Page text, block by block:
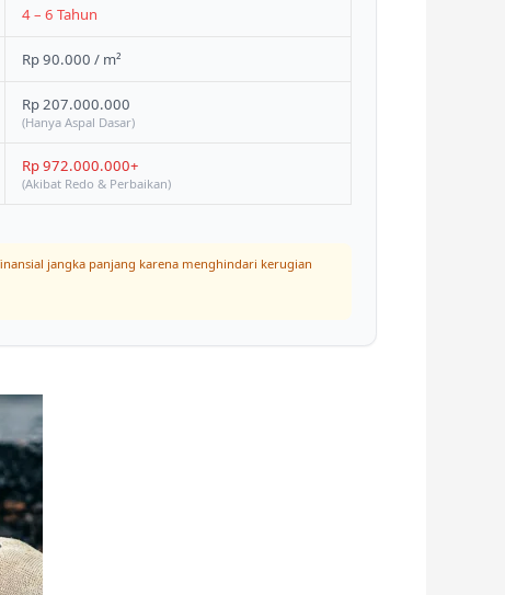
4 – 6 Tahun
Rp 90.000 / m²
Rp 207.000.000
(Hanya Aspal Dasar)
Rp 972.000.000+
(Akibat Redo & Perbaikan)
jangka panjang karena menghindari kerugian